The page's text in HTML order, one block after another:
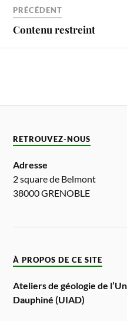
PRÉCÉDENT
Contenu restreint
RETROUVEZ-NOUS
Adresse
2 square de Belmont
38000 GRENOBLE
À PROPOS DE CE SITE
Ateliers de géologie de
Dauphiné (UIAD)